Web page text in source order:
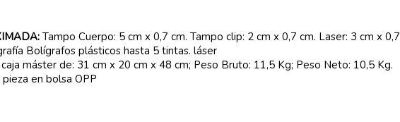
Tampo Cuerpo: 5 cm x 0,7 cm. Tampo clip: 2 cm x 0,7 cm. Laser: 3 cm x 0,7
Bolígrafos plásticos hasta 5 tintas. láser
máster de: 31 cm x 20 cm x 48 cm; Peso Bruto: 11,5 Kg; Peso Neto: 10,5 Kg.
pieza en bolsa OPP